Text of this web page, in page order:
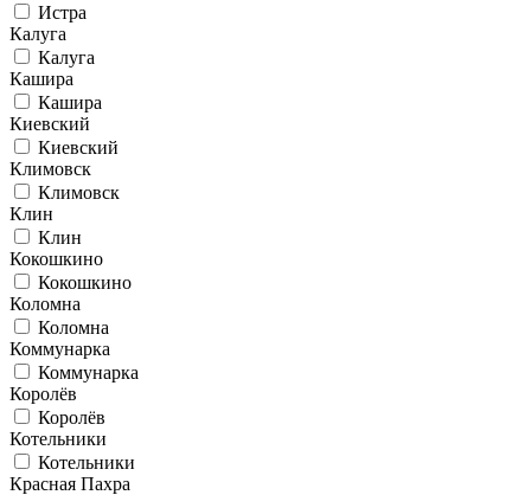
Истра
Калуга
Калуга
Кашира
Кашира
Киевский
Киевский
Климовск
Климовск
Клин
Клин
Кокошкино
Кокошкино
Коломна
Коломна
Коммунарка
Коммунарка
Королёв
Королёв
Котельники
Котельники
Красная Пахра